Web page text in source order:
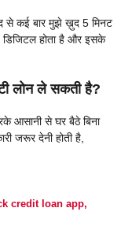
से कई बार मुझे ख़ुद 5 मिनट
होता है और इसके
लोन ले सकती है?
आसानी से घर बैठे बिना
जरूर देनी होती है,
credit loan app,